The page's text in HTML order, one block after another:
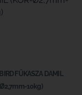
FŰKASZA DAMIL
Ø2,7mm-10kg)